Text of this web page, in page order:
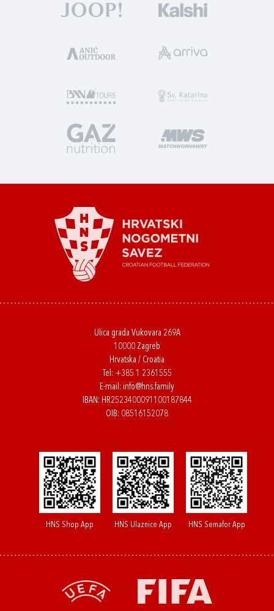
Ulica grada Vukovara 269A
10000 Zagreb
Hrvatska / Croatia
Tel: +385 1 2361555
E-mail: info@hns.family
IBAN: HR2523400091100187844
OIB: 08516152078
HNS Shop App HNS Ulaznice App HNS Semafor App